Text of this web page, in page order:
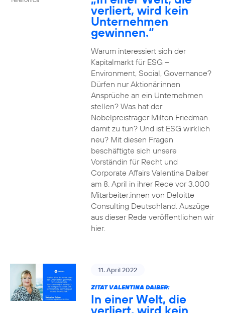
verliert, wird kein
Unternehmen
gewinnen.“
Warum interessiert sich der
Kapitalmarkt für ESG –
Environment, Social, Governance?
Dürfen nur Aktionär:innen
Ansprüche an ein Unternehmen
stellen? Was hat der
Nobelpreisträger Milton Friedman
damit zu tun? Und ist ESG wirklich
neu? Mit diesen Fragen
beschäftigte sich unsere
Vorständin für Recht und
Corporate Affairs Valentina Daiber
am 8. April in ihrer Rede vor 3.000
Mitarbeiter:innen von Deloitte
Consulting Deutschland. Auszüge
aus dieser Rede veröffentlichen wir
hier.
11. April 2022
ZITAT VALENTINA DAIBER:
In einer Welt, die
verliert, wird kein